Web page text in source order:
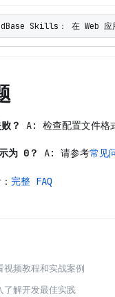
Skills： 在 Web 应
？ A: 检查配置文件格
为 0？ A: 请参考常见
完整 FAQ
频教程和实战案例
解开发最佳实践